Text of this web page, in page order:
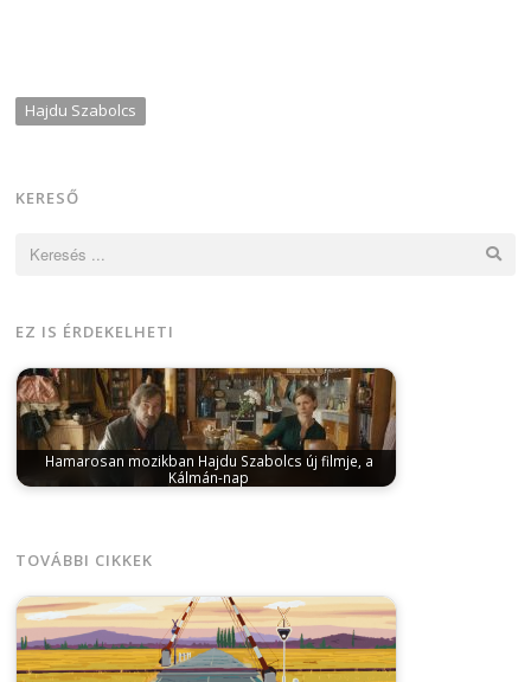
Hajdu Szabolcs
KERESŐ
EZ IS ÉRDEKELHETI
Hamarosan mozikban Hajdu Szabolcs új filmje, a
Kálmán-nap
TOVÁBBI CIKKEK